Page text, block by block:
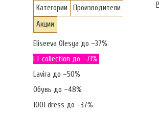
Категории
Производители
Акции
Eliseeva Olesya до –37%
LT collection до –71%
Lavira до –50%
Обувь до –48%
1001 dress до –37%